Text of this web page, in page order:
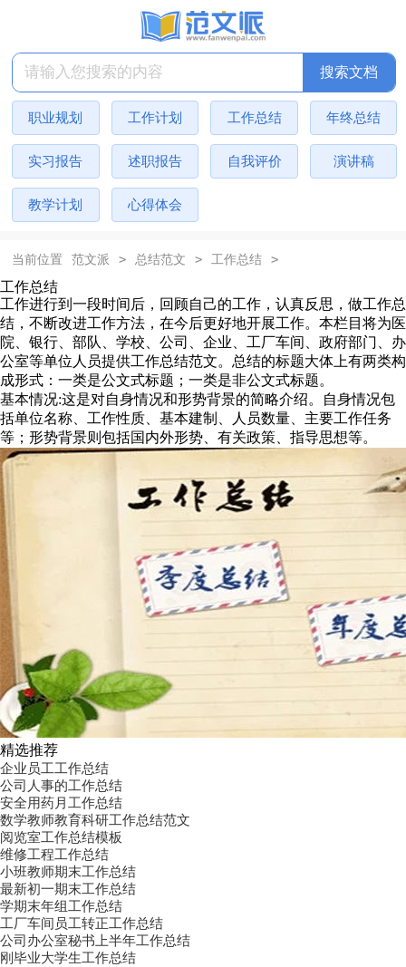
搜索文档
职业规划 工作计划 工作总结 年终总结
实习报告 述职报告 自我评价 演讲稿
教学计划 心得体会
当前位置 范文派 > 总结范文 > 工作总结 >
工作总结
工作进行到一段时间后，回顾自己的工作，认真反思，做工作总
结，不断改进工作方法，在今后更好地开展工作。本栏目将为医
院、银行、部队、学校、公司、企业、工厂车间、政府部门、办
公室等单位人员提供工作总结范文。总结的标题大体上有两类构
成形式：一类是公文式标题；一类是非公文式标题。
基本情况:这是对自身情况和形势背景的简略介绍。自身情况包
括单位名称、工作性质、基本建制、人员数量、主要工作任务
等；形势背景则包括国内外形势、有关政策、指导思想等。
精选推荐
企业员工工作总结
公司人事的工作总结
安全用药月工作总结
数学教师教育科研工作总结范文
阅览室工作总结模板
维修工程工作总结
小班教师期末工作总结
最新初一期末工作总结
学期末年组工作总结
工厂车间员工转正工作总结
公司办公室秘书上半年工作总结
刚毕业大学生工作总结